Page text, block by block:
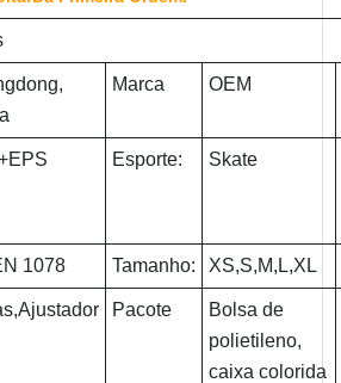
Marca OEM
Esporte: Skate
1078 Tamanho: XS,S,M,L,XL
Ajustador Pacote
Bolsa de
polietileno,
caixa colorida